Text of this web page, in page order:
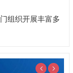
组织开展丰富多